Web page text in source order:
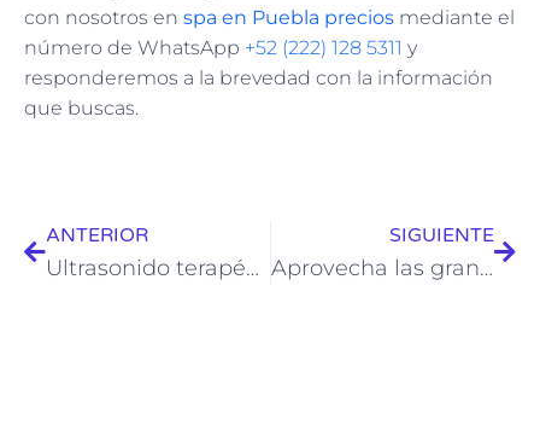
con nosotros en spa en Puebla precios mediante el
número de WhatsApp +52 (222) 128 5311 y
responderemos a la brevedad con la información
que buscas.
ANTERIOR
Ultrasonido terapéutico como gran alternativa en el mundo estético
SIGUIENTE
Aprovecha las grandes ventajas de los masajes para parejas